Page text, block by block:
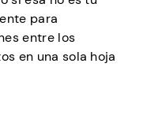
para
entre los
en una sola hoja